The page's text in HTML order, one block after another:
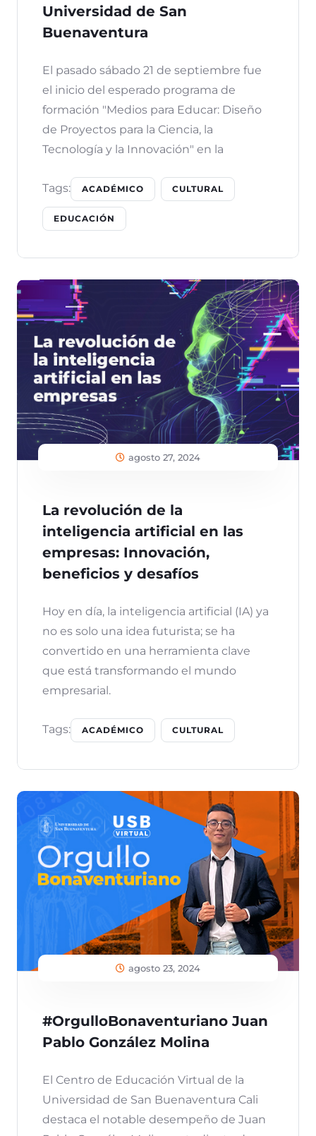
Universidad de San
Buenaventura
El pasado sábado 21 de septiembre fue
el inicio del esperado programa de
formación "Medios para Educar: Diseño
de Proyectos para la Ciencia, la
Tecnología y la Innovación" en la
Tags: ACADÉMICO CULTURAL
EDUCACIÓN
agosto 27, 2024
La revolución de la
inteligencia artificial en las
empresas: Innovación,
beneficios y desafíos
Hoy en día, la inteligencia artificial (IA) ya
no es solo una idea futurista; se ha
convertido en una herramienta clave
que está transformando el mundo
empresarial.
Tags: ACADÉMICO CULTURAL
agosto 23, 2024
#OrgulloBonaventuriano Juan
Pablo González Molina
El Centro de Educación Virtual de la
Universidad de San Buenaventura Cali
destaca el notable desempeño de Juan